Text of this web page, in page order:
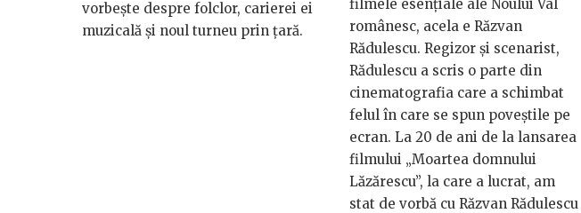
vorbește despre folclor, carierei ei
muzicală și noul turneu prin țară.
filmele esențiale ale Noului Val
românesc, acela e Răzvan
Rădulescu. Regizor și scenarist,
Rădulescu a scris o parte din
cinematografia care a schimbat
felul în care se spun poveștile pe
ecran. La 20 de ani de la lansarea
filmului „Moartea domnului
Lăzărescu”, la care a lucrat, am
stat de vorbă cu Răzvan Rădulescu